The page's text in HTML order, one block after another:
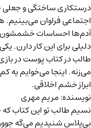
درستکاری ساختگی و
اجتماعی فراوان می‌بینیم.
آدم‌ها احساسات خشمشون
دلیلی برای این کار دارن.
طالب در کتابپوست در
می‌زنه. اینجا می‌خوایم
ابراز خشم اخلاقی.
نویسنده: مریم مهری
نسیم طالب تو این کتاب
بی‌پلاسشنیدیم می‌گه